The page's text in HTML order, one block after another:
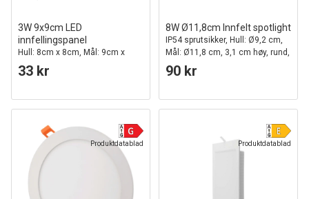
3W 9x9cm LED
innfellingspanel
Hull: 8cm x 8cm, Mål: 9cm x
9cm
33 kr
8W Ø11,8cm Innfelt spotlight
IP54 sprutsikker, Hull: Ø9,2 cm,
Mål: Ø11,8 cm, 3,1 cm høy, rund,
hvit kant
90 kr
Produktdatablad Produktdatablad